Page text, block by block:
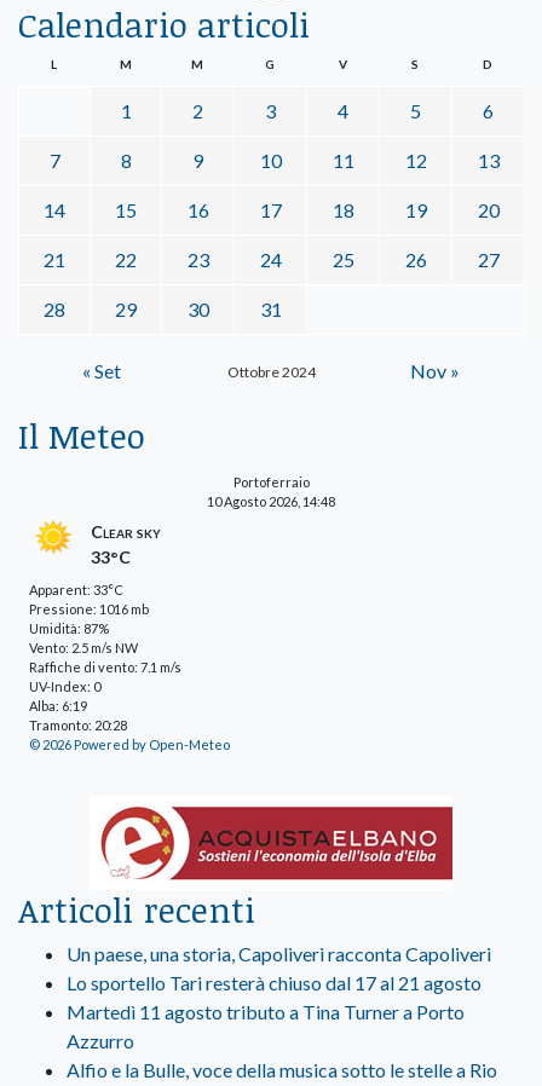
Calendario articoli
Ottobre 2024
L M M G V S D
1 2 3 4 5 6
7 8 9 10 11 12 13
14 15 16 17 18 19 20
21 22 23 24 25 26 27
28 29 30 31
« Set Nov »
Il Meteo
Portoferraio
10 Agosto 2026, 14:48
Clear sky
33°C
Apparent: 33°C
Pressione: 1016 mb
Umidità: 87%
Vento: 2.5 m/s NW
Raffiche di vento: 7.1 m/s
UV-Index: 0
Alba: 6:19
Tramonto: 20:28
© 2026 Powered by Open-Meteo
Articoli recenti
Un paese, una storia, Capoliveri racconta Capoliveri
Lo sportello Tari resterà chiuso dal 17 al 21 agosto
Martedì 11 agosto tributo a Tina Turner a Porto
Azzurro
Alfio e la Bulle, voce della musica sotto le stelle a Rio